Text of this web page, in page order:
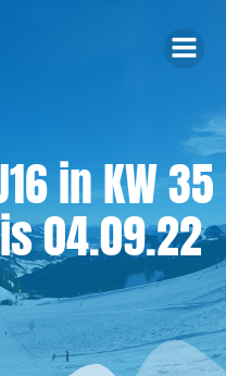
in KW 35
04.09.22